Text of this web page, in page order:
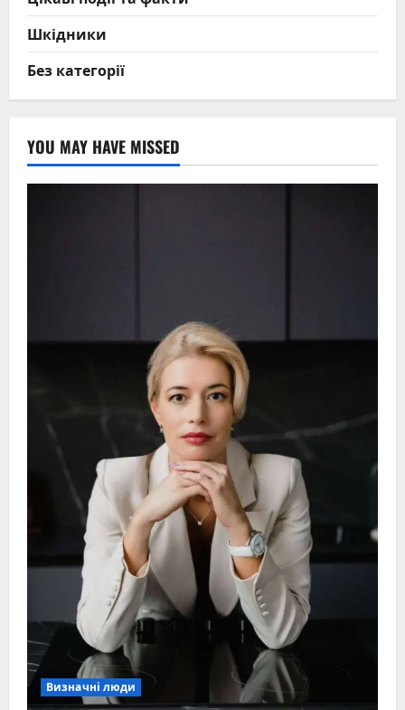
Шкідники
Без категорії
YOU MAY HAVE MISSED
Визначні люди